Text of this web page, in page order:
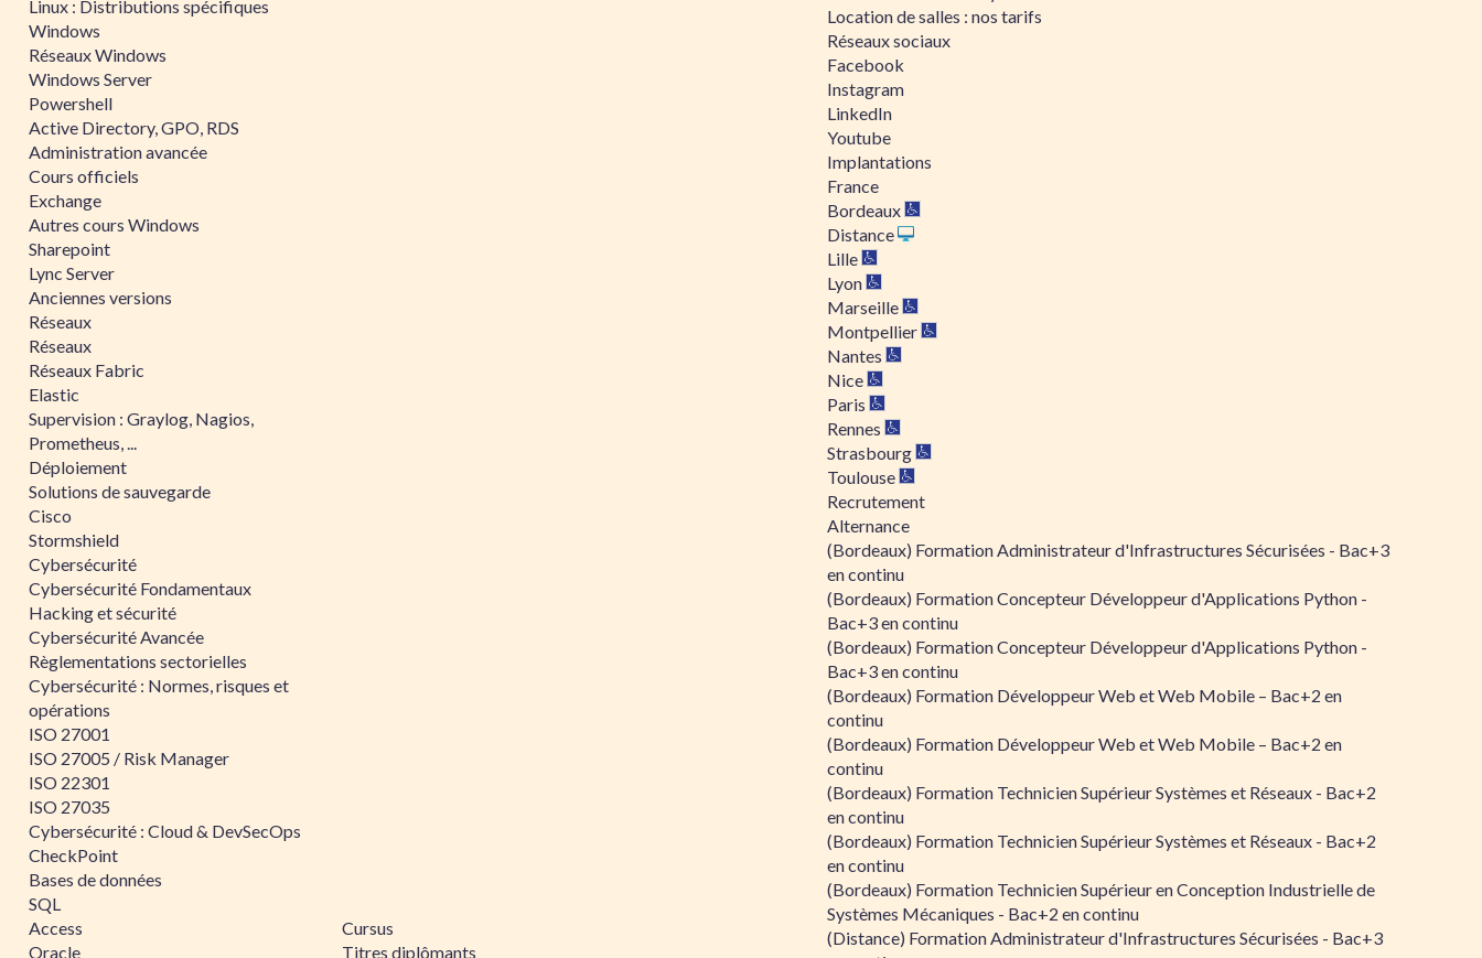
Linux : Distributions spécifiques
Windows
Réseaux Windows
Windows Server
Powershell
Active Directory, GPO, RDS
Administration avancée
Cours officiels
Exchange
Autres cours Windows
Sharepoint
Lync Server
Anciennes versions
Réseaux
Réseaux
Réseaux Fabric
Elastic
Supervision : Graylog, Nagios,
Prometheus, ...
Déploiement
Solutions de sauvegarde
Cisco
Stormshield
Cybersécurité
Cybersécurité Fondamentaux
Hacking et sécurité
Cybersécurité Avancée
Règlementations sectorielles
Cybersécurité : Normes, risques et
opérations
ISO 27001
ISO 27005 / Risk Manager
ISO 22301
ISO 27035
Cybersécurité : Cloud & DevSecOps
CheckPoint
Bases de données
SQL
Access
Oracle
Cursus
Titres diplômants
Location de salles : nos tarifs
Réseaux sociaux
Facebook
Instagram
LinkedIn
Youtube
Implantations
France
Bordeaux
Distance
Lille
Lyon
Marseille
Montpellier
Nantes
Nice
Paris
Rennes
Strasbourg
Toulouse
Recrutement
Alternance
(Bordeaux) Formation Administrateur d'Infrastructures Sécurisées - Bac+3
en continu
(Bordeaux) Formation Concepteur Développeur d'Applications Python -
Bac+3 en continu
(Bordeaux) Formation Concepteur Développeur d'Applications Python -
Bac+3 en continu
(Bordeaux) Formation Développeur Web et Web Mobile – Bac+2 en
continu
(Bordeaux) Formation Développeur Web et Web Mobile – Bac+2 en
continu
(Bordeaux) Formation Technicien Supérieur Systèmes et Réseaux - Bac+2
en continu
(Bordeaux) Formation Technicien Supérieur Systèmes et Réseaux - Bac+2
en continu
(Bordeaux) Formation Technicien Supérieur en Conception Industrielle de
Systèmes Mécaniques - Bac+2 en continu
(Distance) Formation Administrateur d'Infrastructures Sécurisées - Bac+3